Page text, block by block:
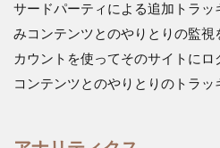
サードパーティによる追加トラッ
みコンテンツとのやりとりの監
カウントを使ってそのサイトに
コンテンツとのやりとりのトラッ